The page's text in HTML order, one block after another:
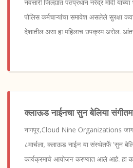
नवसारी जिल्ह्यात पंतप्रधान नरेंद्र मोदी
पोलिस कर्मचाऱ्यांचा समावेश असलेले सुरक्षा
देशातील असा हा पहिलाच उपक्रम असेल.
क्लाऊड नाईनचा सुन बेलिया
नागपूर,Cloud Nine Organizations
८मार्चला, क्लाऊड नाईन या संस्थेतर्फे 'सुन
कार्यक्रमाचे आयोजन करण्यात आले आहे. हा